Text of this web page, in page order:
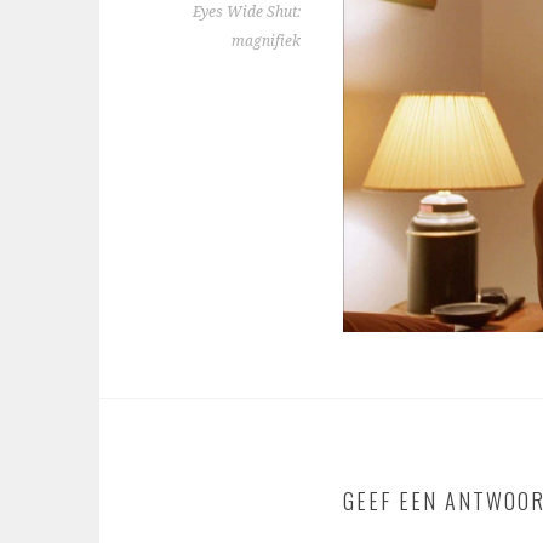
Eyes Wide Shut:
magnifiek
GEEF EEN